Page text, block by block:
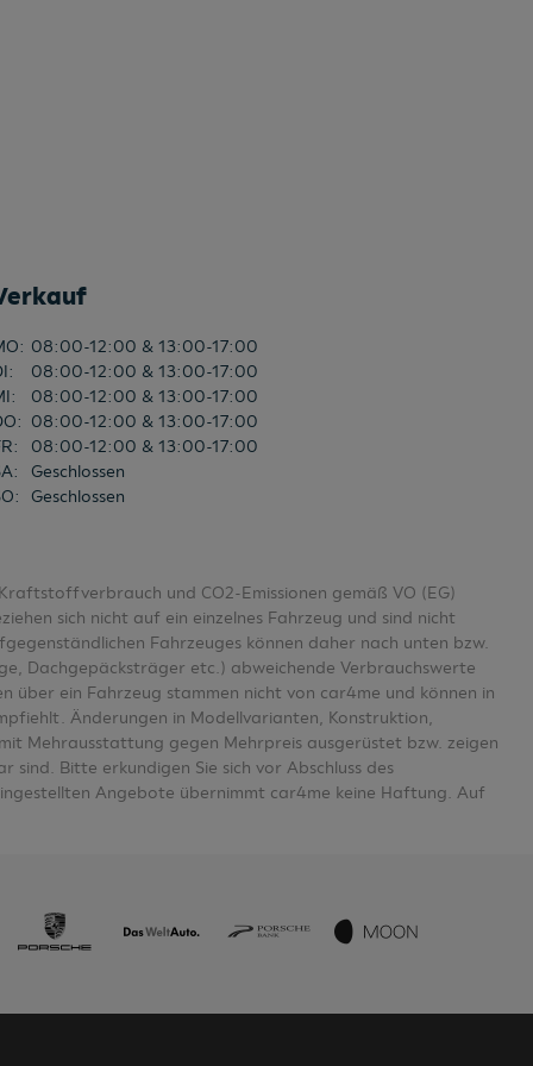
: 08:00-12:00 & 13:00-17:00
:
08:00-12:00 & 13:00-17:00
:
08:00-12:00 & 13:00-17:00
: 08:00-12:00 & 13:00-17:00
:
08:00-12:00 & 13:00-17:00
:
Geschlossen
: Geschlossen
und CO2-Emissionen gemäß VO (EG)
sich nicht auf ein einzelnes Fahrzeug und sind nicht
Fahrzeuges können daher nach unten bzw.
Dachgepäcksträger etc.) abweichende Verbrauchswerte
über ein Fahrzeug stammen nicht von car4me und können in
Änderungen in Modellvarianten, Konstruktion,
Mehrausstattung gegen Mehrpreis ausgerüstet bzw. zeigen
Bitte erkundigen Sie sich vor Abschluss des
Angebote übernimmt car4me keine Haftung. Auf